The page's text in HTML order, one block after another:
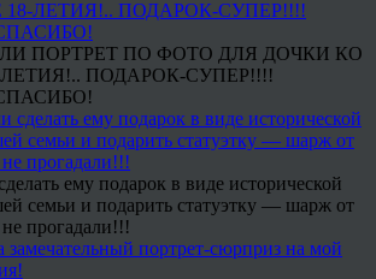
ПОРТРЕТ ПО ФОТО ДЛЯ ДОЧКИ КО
ПОДАРОК-СУПЕР!!!!
ему подарок в виде исторической
семьи и подарить статуэтку — шарж от
прогадали!!!